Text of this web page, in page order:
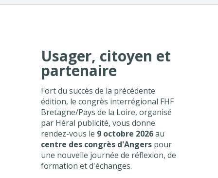
Usager, citoyen et
partenaire
Fort du succès de la précédente
édition, le congrès interrégional FHF
Bretagne/Pays de la Loire, organisé
par Héral publicité, vous donne
rendez-vous le 9 octobre 2026au
centre des congrès d'Angers pour
une nouvelle journée de réflexion, de
formation et d'échanges.